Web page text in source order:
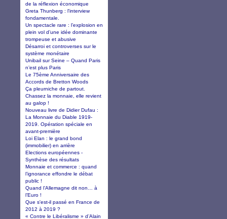
de la réflexion économique
Greta Thunberg : l'interview
fondamentale.
Un spectacle rare : l’explosion en
plein vol d’une idée dominante
trompeuse et abusive
Désarroi et controverses sur le
système monétaire
Unibail sur Seine – Quand Paris
n’est plus Paris
Le 75ème Anniversaire des
Accords de Bretton Woods
Ça pleurniche de partout.
Chassez la monnaie, elle revient
au galop !
Nouveau livre de Didier Dufau :
La Monnaie du Diable 1919-
2019. Opération spéciale en
avant-première
Loi Elan : le grand bond
(immobilier) en arrière
Elections européennes -
Synthèse des résultats
Monnaie et commerce : quand
l’ignorance effondre le débat
public !
Quand l’Allemagne dit non… à
l’Euro !
Que s'est-il passé en France de
2012 à 2019 ?
« Contre le Libéralisme » d’Alain